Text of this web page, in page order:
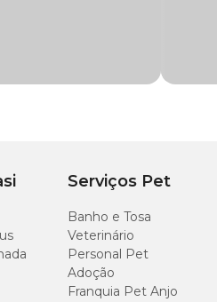
(Sulfato de Zinco, Sulfato de
Serviços Pet
Banho e Tosa
Veterinário
Personal Pet
Adoção
Franquia Pet Anjo